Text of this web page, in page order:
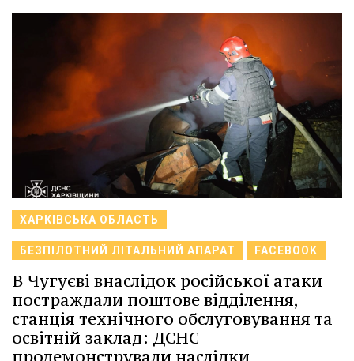
ХАРКІВСЬКА ОБЛАСТЬ
БЕЗПІЛОТНИЙ ЛІТАЛЬНИЙ АПАРАТ FACEBOOK
В Чугуєві внаслідок російської атаки
постраждали поштове відділення,
станція технічного обслуговування та
освітній заклад: ДСНС
продемонстрували наслідки